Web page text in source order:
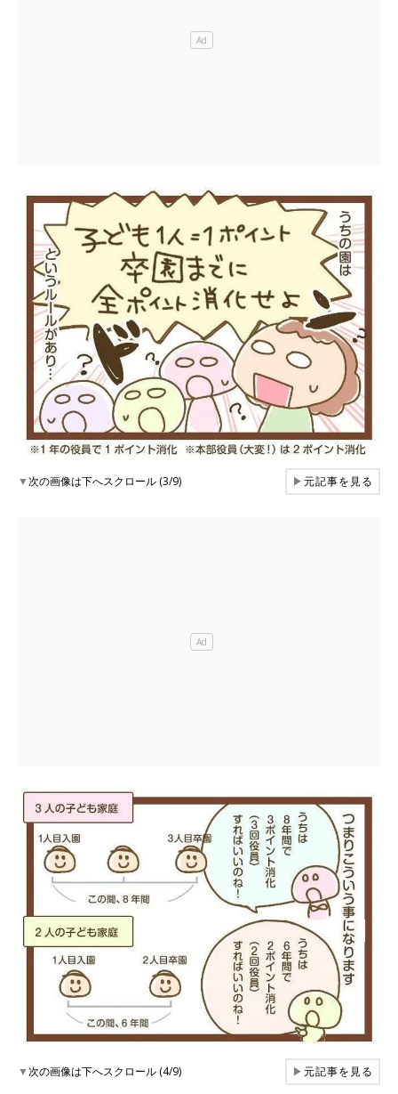
▼次の画像は下へスクロール (3/9) ▶元記事を見る
▼次の画像は下へスクロール (4/9) ▶元記事を見る